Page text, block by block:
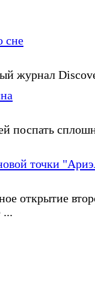
сне
журнал
поспать
точки
открытие
...